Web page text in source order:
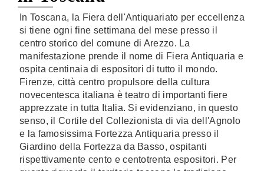
In Toscana, la Fiera dell'Antiquariato per eccellenza
si tiene ogni fine settimana del mese presso il
centro storico del comune di Arezzo. La
manifestazione prende il nome di Fiera Antiquaria e
ospita centinaia di espositori di tutto il mondo.
Firenze, città centro propulsore della cultura
novecentesca italiana è teatro di importanti fiere
apprezzate in tutta Italia. Si evidenziano, in questo
senso, il Cortile del Collezionista di via dell'Agnolo
e la famosissima Fortezza Antiquaria presso il
Giardino della Fortezza da Basso, ospitanti
rispettivamente cento e centotrenta espositori. Per